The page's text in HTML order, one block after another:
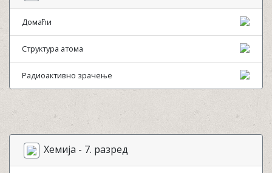
Домаћи
Структура атома
Радиоактивно зрачење
Хемија - 7. разред